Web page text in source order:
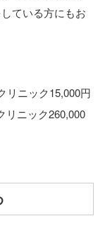
している方にもお
リニック15,000円
リニック260,000